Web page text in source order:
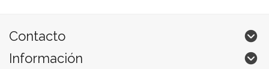
Contacto
Información